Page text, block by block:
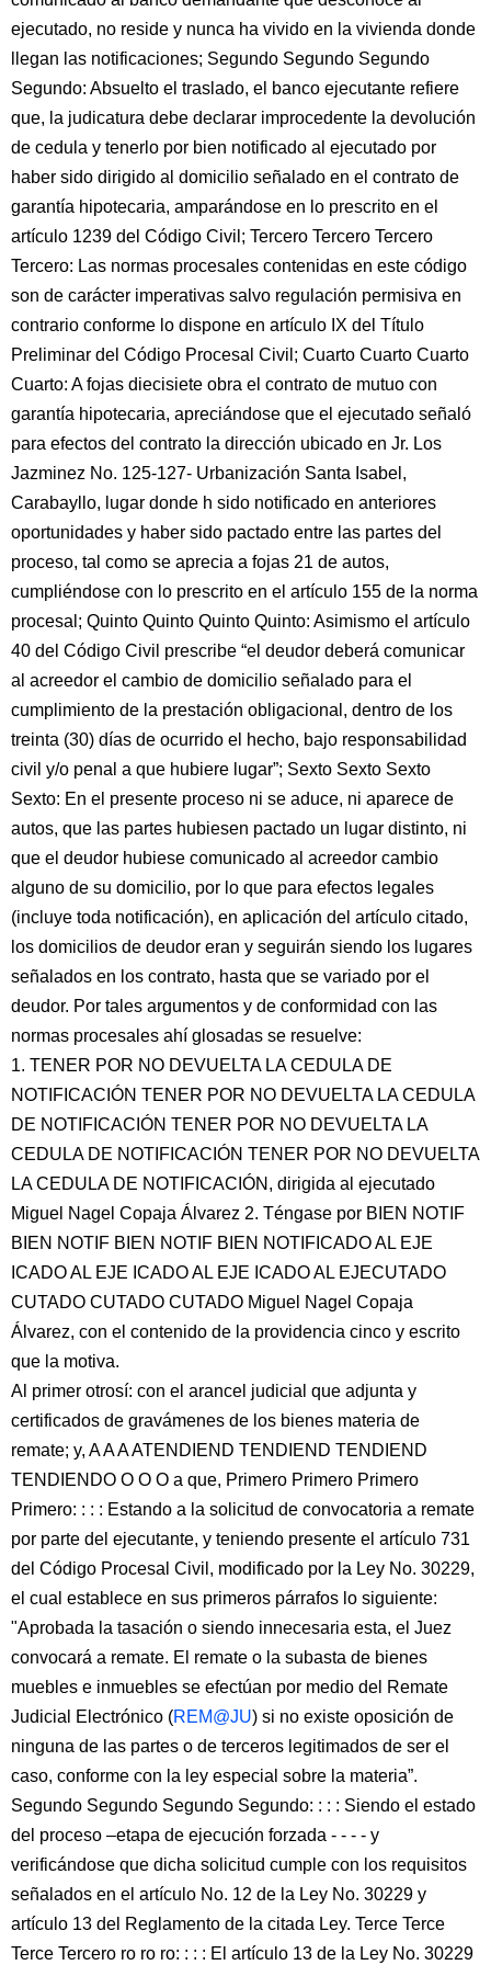
ejecutado, no reside y nunca ha vivido en la vivienda donde
llegan las notificaciones; Segundo Segundo Segundo
Segundo: Absuelto el traslado, el banco ejecutante refiere
que, la judicatura debe declarar improcedente la devolución
de cedula y tenerlo por bien notificado al ejecutado por
haber sido dirigido al domicilio señalado en el contrato de
garantía hipotecaria, amparándose en lo prescrito en el
artículo 1239 del Código Civil; Tercero Tercero Tercero
Tercero: Las normas procesales contenidas en este código
son de carácter imperativas salvo regulación permisiva en
contrario conforme lo dispone en artículo IX del Título
Preliminar del Código Procesal Civil; Cuarto Cuarto Cuarto
Cuarto: A fojas diecisiete obra el contrato de mutuo con
garantía hipotecaria, apreciándose que el ejecutado señaló
para efectos del contrato la dirección ubicado en Jr. Los
Jazminez No. 125-127- Urbanización Santa Isabel,
Carabayllo, lugar donde h sido notificado en anteriores
oportunidades y haber sido pactado entre las partes del
proceso, tal como se aprecia a fojas 21 de autos,
cumpliéndose con lo prescrito en el artículo 155 de la norma
procesal; Quinto Quinto Quinto Quinto: Asimismo el artículo
40 del Código Civil prescribe “el deudor deberá comunicar
al acreedor el cambio de domicilio señalado para el
cumplimiento de la prestación obligacional, dentro de los
treinta (30) días de ocurrido el hecho, bajo responsabilidad
civil y/o penal a que hubiere lugar”; Sexto Sexto Sexto
Sexto: En el presente proceso ni se aduce, ni aparece de
autos, que las partes hubiesen pactado un lugar distinto, ni
que el deudor hubiese comunicado al acreedor cambio
alguno de su domicilio, por lo que para efectos legales
(incluye toda notificación), en aplicación del artículo citado,
los domicilios de deudor eran y seguirán siendo los lugares
señalados en los contrato, hasta que se variado por el
deudor. Por tales argumentos y de conformidad con las
normas procesales ahí glosadas se resuelve:
1. TENER POR NO DEVUELTA LA CEDULA DE
NOTIFICACIÓN TENER POR NO DEVUELTA LA CEDULA
DE NOTIFICACIÓN TENER POR NO DEVUELTA LA
CEDULA DE NOTIFICACIÓN TENER POR NO DEVUELTA
LA CEDULA DE NOTIFICACIÓN, dirigida al ejecutado
Miguel Nagel Copaja Álvarez 2. Téngase por BIEN NOTIF
BIEN NOTIF BIEN NOTIF BIEN NOTIFICADO AL EJE
ICADO AL EJE ICADO AL EJE ICADO AL EJECUTADO
CUTADO CUTADO CUTADO Miguel Nagel Copaja
Álvarez, con el contenido de la providencia cinco y escrito
que la motiva.
Al primer otrosí: con el arancel judicial que adjunta y
certificados de gravámenes de los bienes materia de
remate; y, A A A ATENDIEND TENDIEND TENDIEND
TENDIENDO O O O a que, Primero Primero Primero
Primero: : : : Estando a la solicitud de convocatoria a remate
por parte del ejecutante, y teniendo presente el artículo 731
del Código Procesal Civil, modificado por la Ley No. 30229,
el cual establece en sus primeros párrafos lo siguiente:
"Aprobada la tasación o siendo innecesaria esta, el Juez
convocará a remate. El remate o la subasta de bienes
muebles e inmuebles se efectúan por medio del Remate
Judicial Electrónico (REM@JU) si no existe oposición de
ninguna de las partes o de terceros legitimados de ser el
caso, conforme con la ley especial sobre la materia”.
Segundo Segundo Segundo Segundo: : : : Siendo el estado
del proceso –etapa de ejecución forzada - - - - y
verificándose que dicha solicitud cumple con los requisitos
señalados en el artículo No. 12 de la Ley No. 30229 y
artículo 13 del Reglamento de la citada Ley. Terce Terce
Terce Tercero ro ro ro: : : : El artículo 13 de la Ley No. 30229